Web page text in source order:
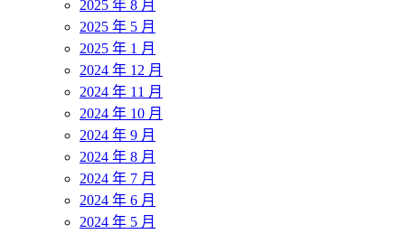
2025 年 8 月
2025 年 5 月
2025 年 1 月
2024 年 12 月
2024 年 11 月
2024 年 10 月
2024 年 9 月
2024 年 8 月
2024 年 7 月
2024 年 6 月
2024 年 5 月